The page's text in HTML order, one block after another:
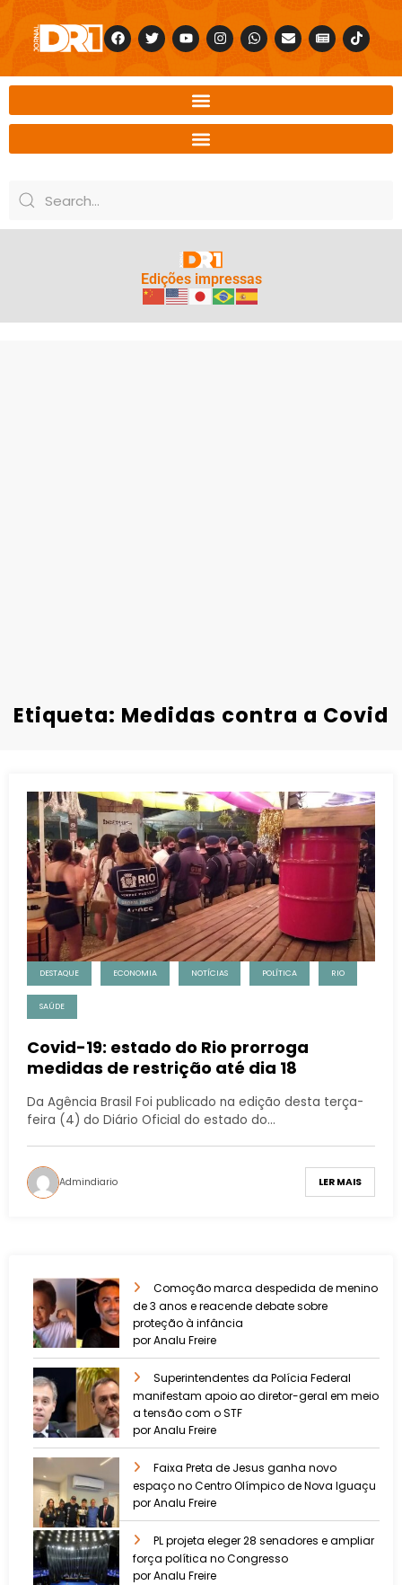
Edições impressas
Etiqueta: Medidas contra a Covid
DESTAQUE ECONOMIA NOTÍCIAS POLÍTICA RIO
SAÚDE
Covid-19: estado do Rio prorroga
medidas de restrição até dia 18
Da Agência Brasil Foi publicado na edição desta terça-
feira (4) do Diário Oficial do estado do…
Admindiario LER MAIS
Comoção marca despedida de menino
de 3 anos e reacende debate sobre
proteção à infância
por Analu Freire
Superintendentes da Polícia Federal
manifestam apoio ao diretor-geral em meio
a tensão com o STF
por Analu Freire
Faixa Preta de Jesus ganha novo
espaço no Centro Olímpico de Nova Iguaçu
por Analu Freire
PL projeta eleger 28 senadores e ampliar
força política no Congresso
por Analu Freire